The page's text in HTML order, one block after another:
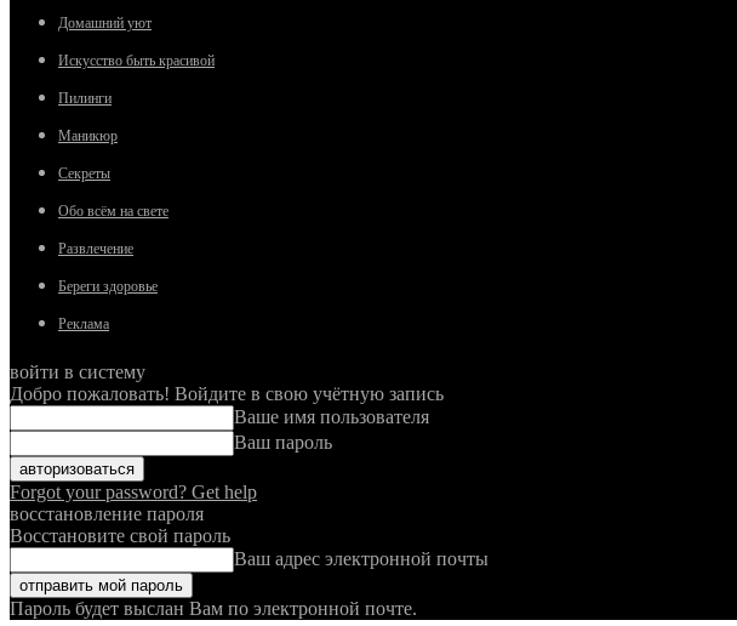
Домашний уют
Искусство быть красивой
Пилинги
Маникюр
Секреты
Обо всём на свете
Развлечение
Береги здоровье
Реклама
войти в систему
Добро пожаловать! Войдите в свою учётную запись
Ваше имя пользователя
Ваш пароль
Forgot your password? Get help
восстановление пароля
Восстановите свой пароль
Ваш адрес электронной почты
Пароль будет выслан Вам по электронной почте.